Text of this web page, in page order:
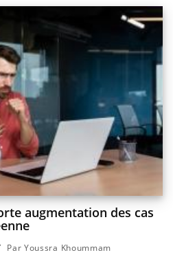
augmentation des cas
Par Youssra Khoummam